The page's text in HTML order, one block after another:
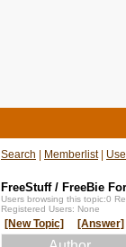
Search Memberlist|
FreeStuff / FreeBie
Users browsing this topic:0
Registered Users: None
[New Topic] [Answer]